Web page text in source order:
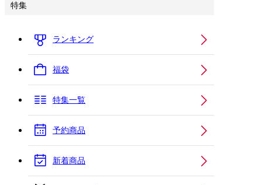
特集
ランキング
福袋
特集一覧
予約商品
新着商品